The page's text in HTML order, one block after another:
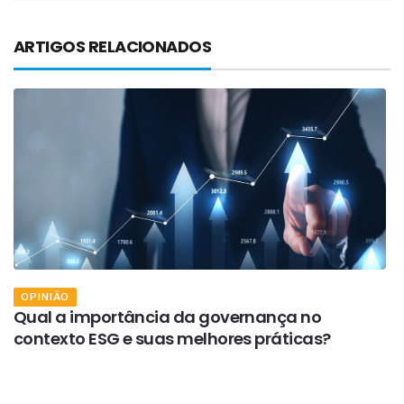
ARTIGOS RELACIONADOS
OPINIÃO
Qual a importância da governança no
contexto ESG e suas melhores práticas?